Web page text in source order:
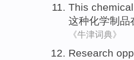
This chemical
这种化学制品
《牛津词典》
Research